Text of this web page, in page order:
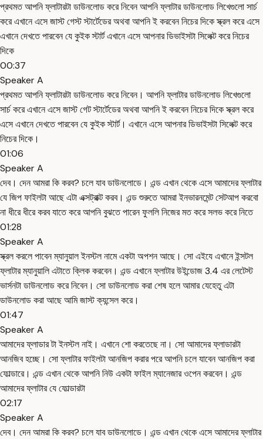
প্রথমত আপনি ফ্লাটারটা ডাউনলোড করে নিবেন আপনি ফ্লাটার ডাউনলোড লিখেগুলো সার্চ
করে এখানে এসে জাস্ট গেস্ট স্টার্টেডের অথবা আপনি ই করবেন নিচের দিকে স্ক্রল করে এসে
এখানে দেখতে পারবেন যে কুইক স্টার্ট এখানে এসে আপনার ডিভাইসটা সিলেক্ট করে নিচের
দিকে
00:37
Speaker A
প্রথমত আপনি ফ্লাটারটা ডাউনলোড করে নিবেন। আপনি ফ্লাটার ডাউনলোড লিখেগুলো
সার্চ করে এখানে এসে জাস্ট গেট স্টার্টেডের অথবা আপনি ই করবেন নিচের দিকে স্ক্রল করে
এসে এখানে দেখতে পারবেন যে কুইক স্টার্ট। এখানে এসে আপনার ডিভাইসটা সিলেক্ট করে
নিচের দিকে।
01:06
Speaker A
দেব। দেন আমরা কি করব? চলে যাব ডাউনলোডে। এন্ড এখান থেকে এসে আমাদের ফ্লাটার
যে জিপ ফাইলটা আছে এটা এক্সট্রাক্ট করব। এন্ড শুরুতে আমরা ইনভারনমেন্ট সেটআপ করবো
না ধীরে ধীরে করব যাতে করে আপনি বুঝতে পারেন ফুললি নিজের মত করে সলভ করে নিতে
01:28
Speaker A
স্ক্রল করলে পাবেন ম্যানুয়াল ইনস্টল নামে একটা অপশন আছে। সো এইযে এখানে ইন্সটল
ফ্লাটার ম্যানুয়ালি এটাতে ক্লিক করবেন। এন্ড এখানে ফ্লাটার উইন্ডোজ 3.4 এর লেটেস্ট
ভার্সনটা ডাউনলোড করে নিবেন। সো ডাউনলোড করা শেষ হলে আমার যেহেতু এটা
ডাউনলোড করা আছে আমি জাস্ট ক্যন্সেল করে।
01:47
Speaker A
আমাদের ফ্লাডার টা ইনস্টল নাই। এখানে শো করতেছে না। সো আমাদের ফ্লাডারটা
আনজিব হচ্ছে। সো ফ্লাটার ফাইলটা আনজিপ করার পরে আপনি চলে যাবেন আনজিপ করা
ফোল্ডারে। এন্ড এখান থেকে আপনি নিউ একটা ফাইল ম্যানেজার ওপেন করবেন। এন্ড
আমাদের ফ্লাটার যে ফোল্ডারটা
02:17
Speaker A
দেব। দেন আমরা কি করব? চলে যাব ডাউনলোডে। এন্ড এখান থেকে এসে আমাদের ফ্লাটার